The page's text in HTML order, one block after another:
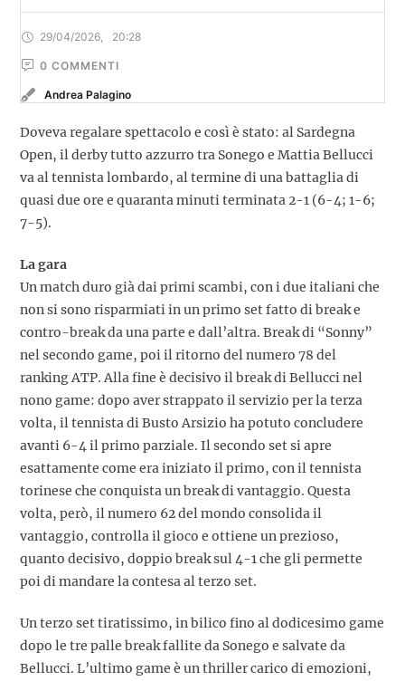
29/04/2026 20:28
0 COMMENTI
Andrea Palagino
Doveva regalare spettacolo e così è stato: al Sardegna
Open, il derby tutto azzurro tra Sonego e Mattia Bellucci
va al tennista lombardo, al termine di una battaglia di
quasi due ore e quaranta minuti terminata 2-1 (6-4; 1-6;
7-5).
La gara
Un match duro già dai primi scambi, con i due italiani che
non si sono risparmiati in un primo set fatto di break e
contro-break da una parte e dall’altra. Break di “Sonny”
nel secondo game, poi il ritorno del numero 78 del
ranking ATP. Alla fine è decisivo il break di Bellucci nel
nono game: dopo aver strappato il servizio per la terza
volta, il tennista di Busto Arsizio ha potuto concludere
avanti 6-4 il primo parziale. Il secondo set si apre
esattamente come era iniziato il primo, con il tennista
torinese che conquista un break di vantaggio. Questa
volta, però, il numero 62 del mondo consolida il
vantaggio, controlla il gioco e ottiene un prezioso,
quanto decisivo, doppio break sul 4-1 che gli permette
poi di mandare la contesa al terzo set.
Un terzo set tiratissimo, in bilico fino al dodicesimo game
dopo le tre palle break fallite da Sonego e salvate da
Bellucci. L’ultimo game è un thriller carico di emozioni,